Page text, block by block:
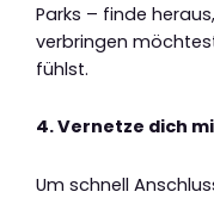
Parks – finde
verbringen
fühlst.
4. Vernetze dich
Um schnell